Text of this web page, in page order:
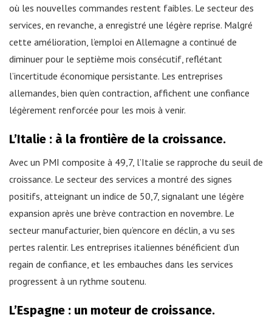
où les nouvelles commandes restent faibles. Le secteur des
services, en revanche, a enregistré une légère reprise. Malgré
cette amélioration, l’emploi en Allemagne a continué de
diminuer pour le septième mois consécutif, reflétant
l’incertitude économique persistante. Les entreprises
allemandes, bien qu’en contraction, affichent une confiance
légèrement renforcée pour les mois à venir.
L’Italie : à la frontière de la croissance.
Avec un PMI composite à 49,7, l’Italie se rapproche du seuil de
croissance. Le secteur des services a montré des signes
positifs, atteignant un indice de 50,7, signalant une légère
expansion après une brève contraction en novembre. Le
secteur manufacturier, bien qu’encore en déclin, a vu ses
pertes ralentir. Les entreprises italiennes bénéficient d’un
regain de confiance, et les embauches dans les services
progressent à un rythme soutenu.
L’Espagne : un moteur de croissance.